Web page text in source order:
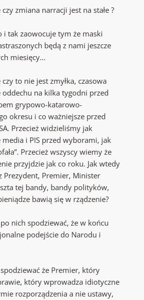
zmiana narracji jest na stałe ?
i tak zaowocuje tym że maski
będą z nami jeszcze
miesięcy…
to nie jest zmyłka, czasowa
oddechu na kilka tygodni przed
grypowo-katarowo-
okresu i co ważniejsze przed
Przecież widzieliśmy jak
media i PIS przed wyborami, jak
Przecież wszyscy wiemy że
przyjdzie jak co roku. Jak wtedy
Prezydent, Premier, Minister
tej bandy, bandy polityków,
bawią się w rządzenie?
nich spodziewać, że w końcu
podejście do Narodu i
że Premier, który
który wprowadza idiotyczne
rozporządzenia a nie ustawy,